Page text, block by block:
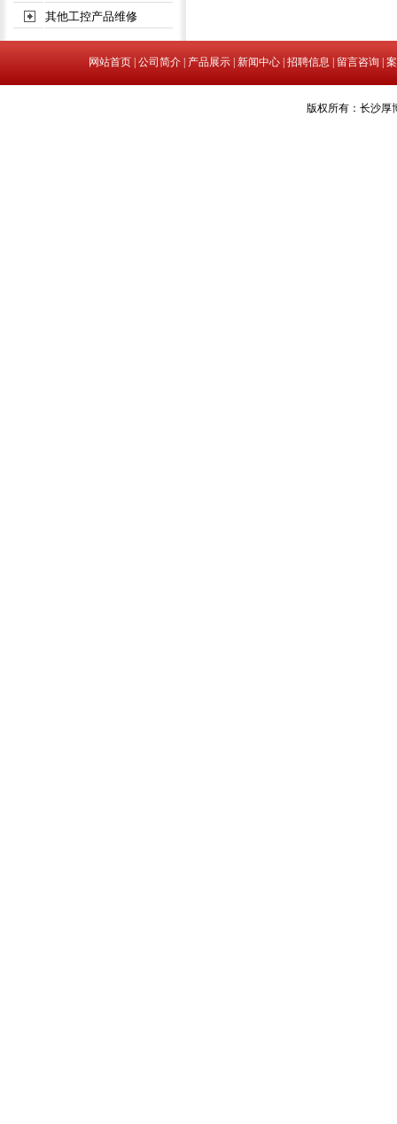
其他工控产品维修
网站首页| 公司简介| 产品展示| 新闻中心| 招聘信息 留言咨询
版权所有：长沙